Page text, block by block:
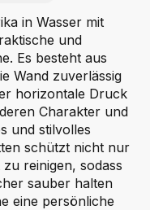
in Wasser mit
und
Es besteht aus
Wand zuverlässig
horizontale Druck
Charakter und
und stilvolles
schützt nicht nur
reinigen, sodass
sauber halten
eine persönliche